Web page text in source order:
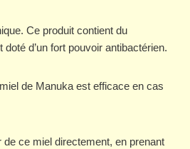
Ce produit contient du
d’un fort pouvoir antibactérien.
de Manuka est efficace en cas
ce miel directement, en prenant